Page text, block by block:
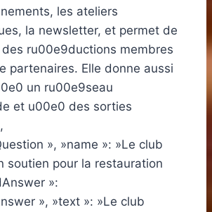
les ateliers
la newsletter, et permet de
ru00e9ductions membres
partenaires. Elle donne aussi
un ru00e9seau
et u00e0 des sorties
», »name »: »Le club
soutien pour la restauration
»:
», »text »: »Le club